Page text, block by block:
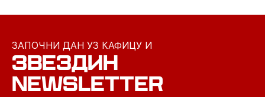
ЗАПОЧНИ ДАН УЗ КАФИЦУ И
ЗВЕЗДИН
NEWSLETTER